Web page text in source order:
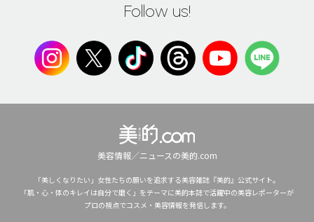
Follow us!
美容情報／ニュースの美的.com
「美しくなりたい」女性たちの願いを追求する美容雑誌『美的』公式サイト。
「肌・心・体のキレイは自分で磨く」をテーマに美的本誌で活躍中の美容レポーターが
プロの視点でコスメ・美容情報を発信します。